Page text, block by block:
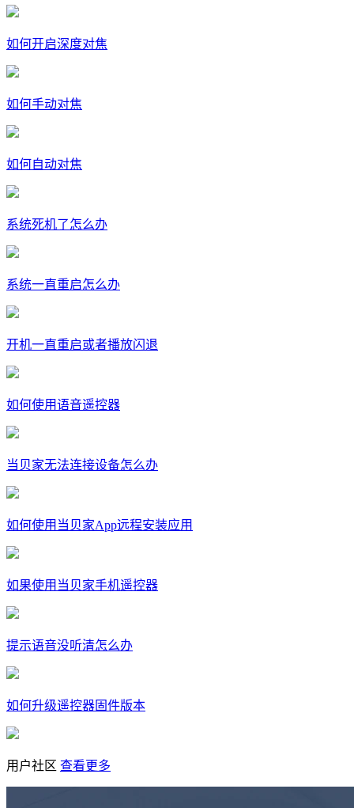
如何开启深度对焦
如何手动对焦
如何自动对焦
系统死机了怎么办
系统一直重启怎么办
开机一直重启或者播放闪退
如何使用语音遥控器
当贝家无法连接设备怎么办
如何使用当贝家App远程安装应用
如果使用当贝家手机遥控器
提示语音没听清怎么办
如何升级遥控器固件版本
用户社区 查看更多